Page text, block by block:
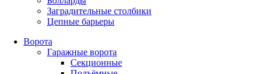
Заградительные столбики
Цепные барьеры
Ворота
Гаражные ворота
Секционные